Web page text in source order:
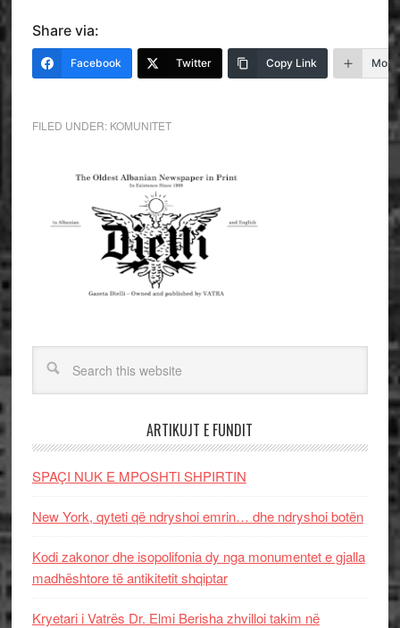
Share via:
Facebook Twitter Copy Link More
FILED UNDER: KOMUNITET
ARTIKUJT E FUNDIT
SPAÇI NUK E MPOSHTI SHPIRTIN
New York, qyteti që ndryshoi emrin… dhe ndryshoi botën
Kodi zakonor dhe isopolifonia dy nga monumentet e gjalla
madhështore të antikitetit shqiptar
Kryetari i Vatrës Dr. Elmi Berisha zhvilloi takim në